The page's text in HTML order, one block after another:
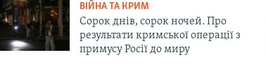
ВІЙНА ТА КРИМ
Сорок днів, сорок ночей. Про
результати кримської операції з
примусу Росії до миру